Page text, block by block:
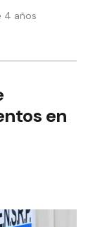
4 años
en